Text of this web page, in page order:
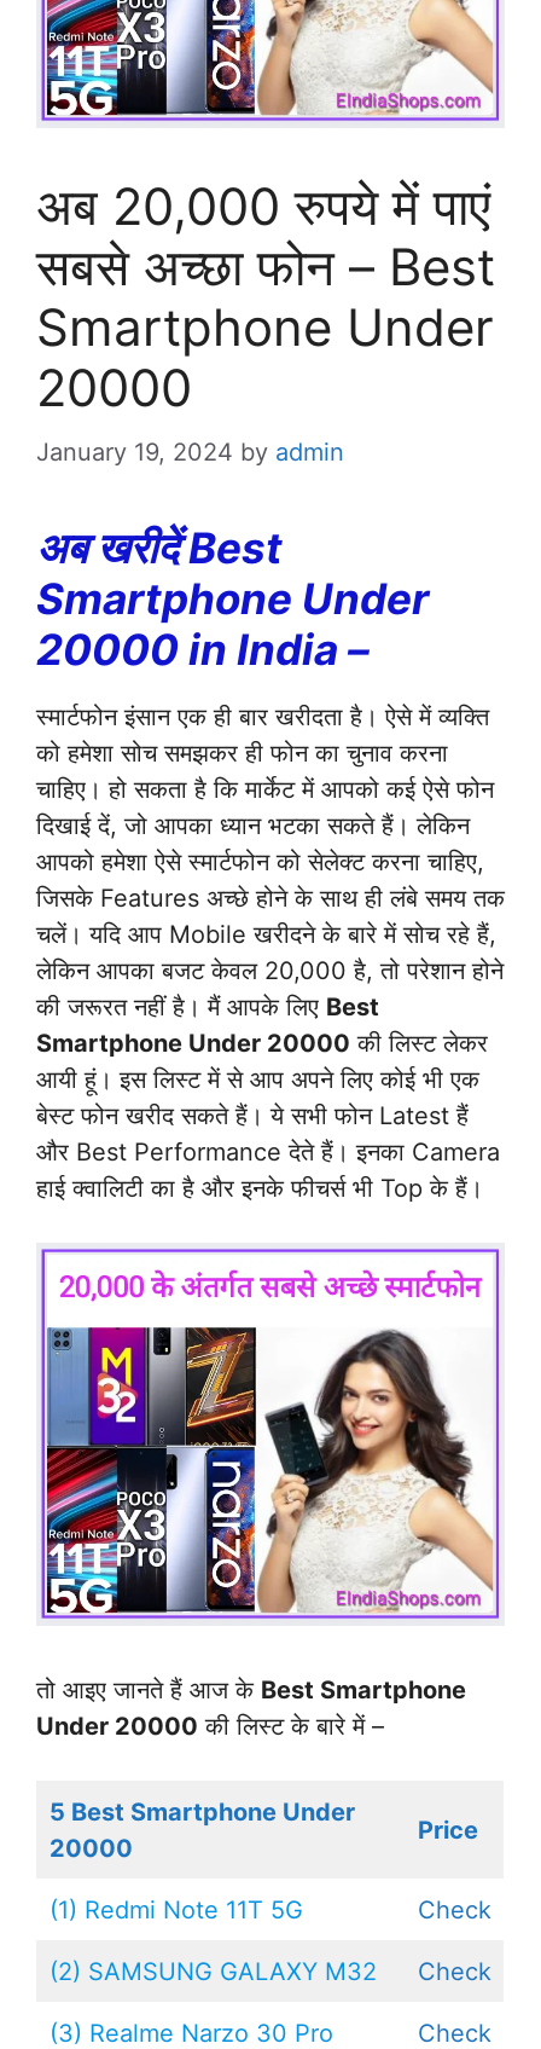
अब 20,000 रुपये में पाएं
सबसे अच्छा फोन – Best
Smartphone Under
20000
January 19, 2024 by admin
अब खरीदें Best
Smartphone Under
20000 in India –
स्मार्टफोन इंसान एक ही बार खरीदता है। ऐसे में व्यक्ति
को हमेशा सोच समझकर ही फोन का चुनाव करना
चाहिए। हो सकता है कि मार्केट में आपको कई ऐसे फोन
दिखाई दें, जो आपका ध्यान भटका सकते हैं। लेकिन
आपको हमेशा ऐसे स्मार्टफोन को सेलेक्ट करना चाहिए,
जिसके Features अच्छे होने के साथ ही लंबे समय तक
चलें। यदि आप Mobile खरीदने के बारे में सोच रहे हैं,
लेकिन आपका बजट केवल 20,000 है, तो परेशान होने
की जरूरत नहीं है। मैं आपके लिए Best
Smartphone Under 20000 की लिस्ट लेकर
आयी हूं। इस लिस्ट में से आप अपने लिए कोई भी एक
बेस्ट फोन खरीद सकते हैं। ये सभी फोन Latest हैं
और Best Performance देते हैं। इनका Camera
हाई क्वालिटी का है और इनके फीचर्स भी Top के हैं।
तो आइए जानते हैं आज के Best Smartphone
Under 20000 की लिस्ट के बारे में –
5 Best Smartphone Under
20000
Price
(1) Redmi Note 11T 5G Check
(2) SAMSUNG GALAXY M32 Check
(3) Realme Narzo 30 Pro Check